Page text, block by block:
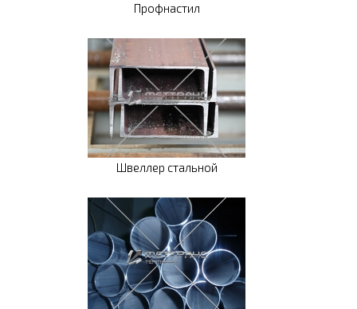
Профнастил
Швеллер стальной